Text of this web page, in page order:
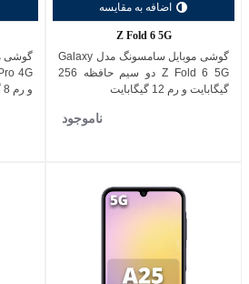
اضافه به مقایسه
Z Fold 6 5G
گوشی موبایل سامسونگ مدل Galaxy
Z Fold 6 5G دو سیم حافظه 256
گیگابایت و رم 12 گیگابایت
ناموجود
و رم 8 گیگابایت